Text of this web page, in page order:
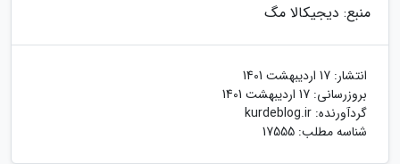
منبع: دیجیکالا مگ
انتشار: 17 اردیبهشت 1401
بروزرسانی: 17 اردیبهشت 1401
گردآورنده: kurdeblog.ir
شناسه مطلب: 17555